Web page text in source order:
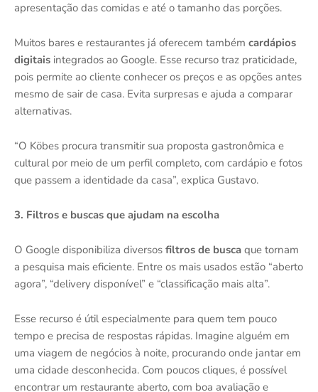
apresentação das comidas e até o tamanho das porções.
Muitos bares e restaurantes já oferecem também cardápios
digitais integrados ao Google. Esse recurso traz praticidade,
pois permite ao cliente conhecer os preços e as opções antes
mesmo de sair de casa. Evita surpresas e ajuda a comparar
alternativas.
“O Köbes procura transmitir sua proposta gastronômica e
cultural por meio de um perfil completo, com cardápio e fotos
que passem a identidade da casa”, explica Gustavo.
3. Filtros e buscas que ajudam na escolha
O Google disponibiliza diversos filtros de busca que tornam
a pesquisa mais eficiente. Entre os mais usados estão “aberto
agora”, “delivery disponível” e “classificação mais alta”.
Esse recurso é útil especialmente para quem tem pouco
tempo e precisa de respostas rápidas. Imagine alguém em
uma viagem de negócios à noite, procurando onde jantar em
uma cidade desconhecida. Com poucos cliques, é possível
encontrar um restaurante aberto, com boa avaliação e